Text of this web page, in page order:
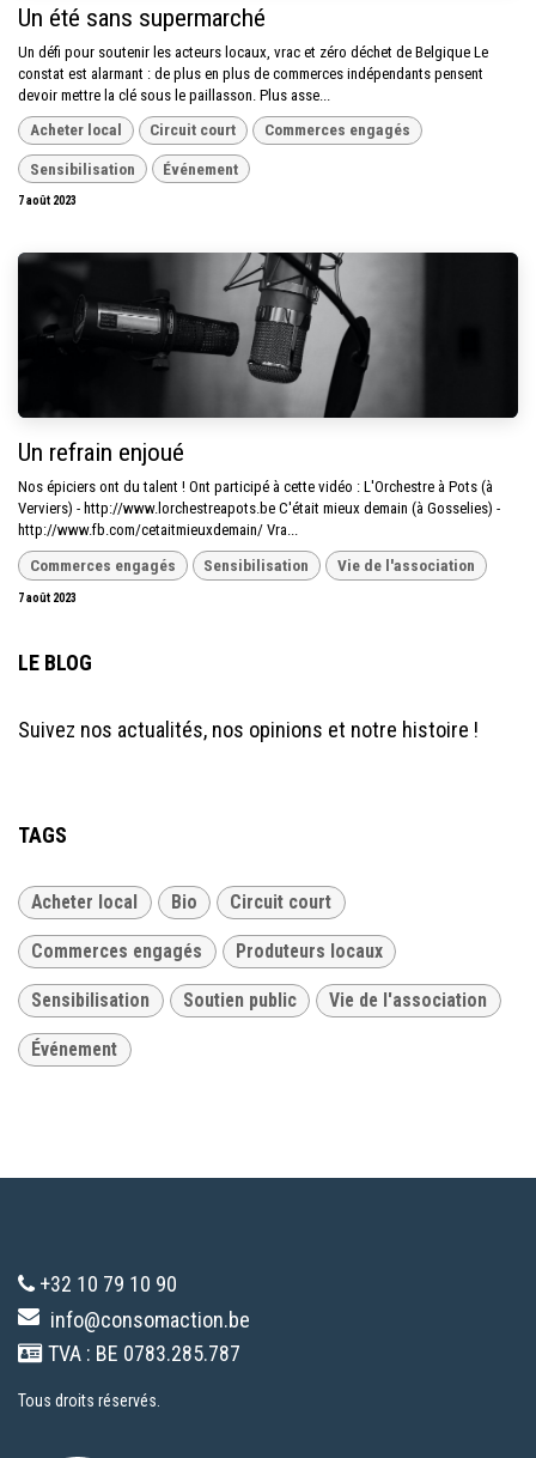
Un été sans supermarché
Un défi pour soutenir les acteurs locaux, vrac et zéro déchet de Belgique Le
constat est alarmant : de plus en plus de commerces indépendants pensent
devoir mettre la clé sous le paillasson. Plus asse...
Acheter local Circuit court Commerces engagés
Sensibilisation Événement
7 août 2023
Un refrain enjoué
Nos épiciers ont du talent ! Ont participé à cette vidéo : L'Orchestre à Pots (à
Verviers) - http://www.lorchestreapots.be C'était mieux demain (à Gosselies) -
http://www.fb.com/cetaitmieuxdemain/ Vra...
Commerces engagés Sensibilisation Vie de l'association
7 août 2023
LE BLOG
Suivez nos actualités, nos opinions et notre histoire !
TAGS
Acheter local Bio Circuit court
Commerces engagés Produteurs locaux
Sensibilisation Soutien public Vie de l'association
Événement
+32 10 79 10 90
info@consomaction.be
TVA : BE 0783.285.787
Tous droits réservés.